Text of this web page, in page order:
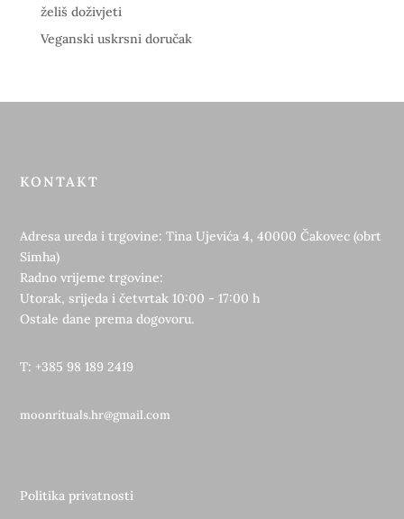
želiš doživjeti
Veganski uskrsni doručak
KONTAKT
Adresa ureda i trgovine: Tina Ujevića 4, 40000 Čakovec (obrt
Simha)
Radno vrijeme trgovine:
Utorak, srijeda i četvrtak 10:00 - 17:00 h
Ostale dane prema dogovoru.
T: +385 98 189 2419
moonrituals.hr@gmail.com
Politika privatnosti